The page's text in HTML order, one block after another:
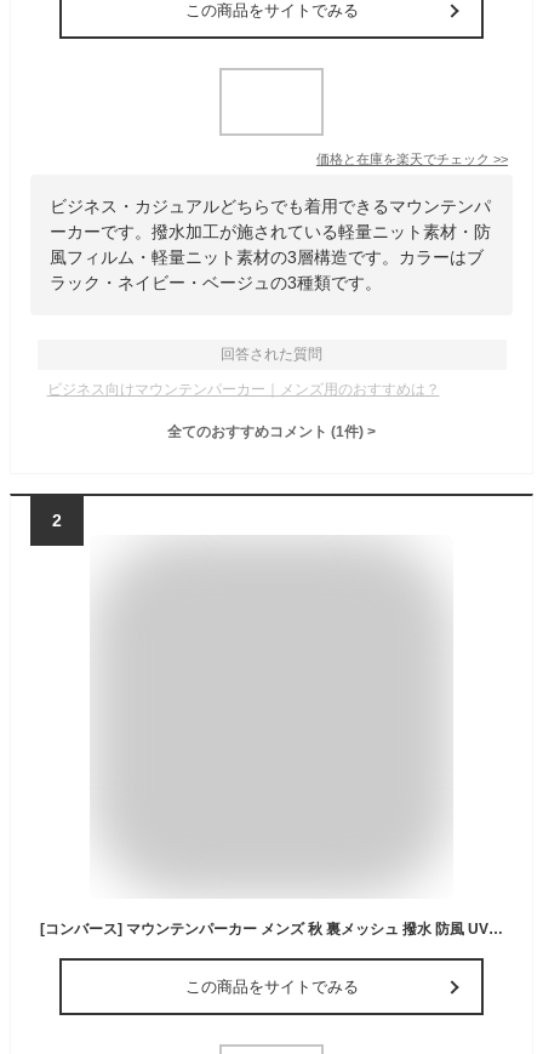
この商品をサイトでみる
価格と在庫を楽天でチェック >>
ビジネス・カジュアルどちらでも着用できるマウンテンパ
ーカーです。撥水加工が施されている軽量ニット素材・防
風フィルム・軽量ニット素材の3層構造です。カラーはブ
ラック・ネイビー・ベージュの3種類です。
回答された質問
ビジネス向けマウンテンパーカー｜メンズ用のおすすめは？
全てのおすすめコメント (1件) >
2
[コンバース] マウンテンパーカー メンズ 秋 裏メッシュ 撥水 防風 UVカット ウインドブレーカー ブルゾン ジャンパー アウトドア キャンプ 登山 釣り ブラック M
この商品をサイトでみる